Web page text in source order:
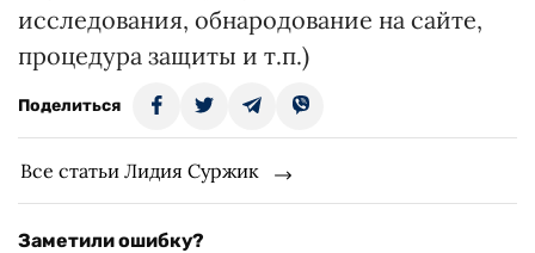
исследования, обнародование на сайте,
процедура защиты и т.п.)
Поделиться
Все статьи Лидия Суржик
Заметили ошибку?